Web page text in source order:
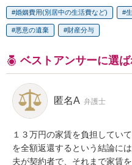
婚姻費用(別居中の生活費など)
悪意の遺棄 財産分与
ベストアンサーに選
匿名A 弁護士
１３万円の家賃を負担してい
を全額返還するという結論には
夫が契約者で、それまで家賃